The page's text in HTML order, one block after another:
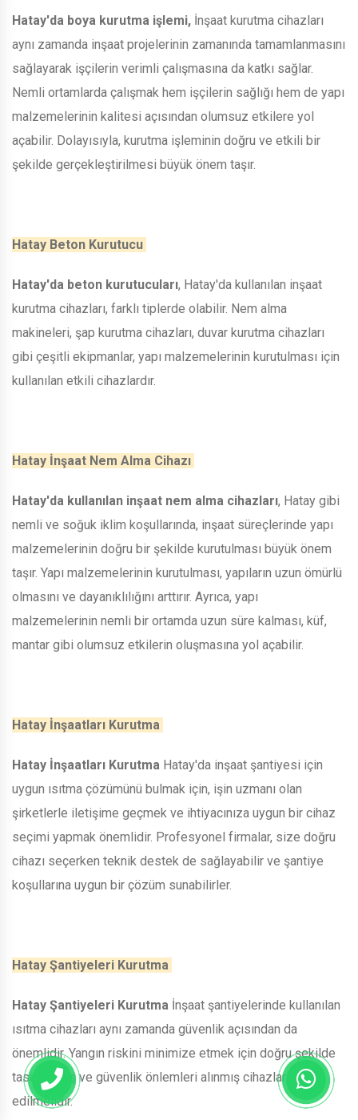
Hatay'da boya kurutma işlemi, İnşaat kurutma cihazları
aynı zamanda inşaat projelerinin zamanında tamamlanmasını
sağlayarak işçilerin verimli çalışmasına da katkı sağlar.
Nemli ortamlarda çalışmak hem işçilerin sağlığı hem de yapı
malzemelerinin kalitesi açısından olumsuz etkilere yol
açabilir. Dolayısıyla, kurutma işleminin doğru ve etkili bir
şekilde gerçekleştirilmesi büyük önem taşır.
Hatay Beton Kurutucu
Hatay'da beton kurutucuları, Hatay'da kullanılan inşaat
kurutma cihazları, farklı tiplerde olabilir. Nem alma
makineleri, şap kurutma cihazları, duvar kurutma cihazları
gibi çeşitli ekipmanlar, yapı malzemelerinin kurutulması için
kullanılan etkili cihazlardır.
Hatay İnşaat Nem Alma Cihazı
Hatay'da kullanılan inşaat nem alma cihazları, Hatay gibi
nemli ve soğuk iklim koşullarında, inşaat süreçlerinde yapı
malzemelerinin doğru bir şekilde kurutulması büyük önem
taşır. Yapı malzemelerinin kurutulması, yapıların uzun ömürlü
olmasını ve dayanıklılığını arttırır. Ayrıca, yapı
malzemelerinin nemli bir ortamda uzun süre kalması, küf,
mantar gibi olumsuz etkilerin oluşmasına yol açabilir.
Hatay İnşaatları Kurutma
Hatay İnşaatları Kurutma Hatay'da inşaat şantiyesi için
uygun ısıtma çözümünü bulmak için, işin uzmanı olan
şirketlerle iletişime geçmek ve ihtiyacınıza uygun bir cihaz
seçimi yapmak önemlidir. Profesyonel firmalar, size doğru
cihazı seçerken teknik destek de sağlayabilir ve şantiye
koşullarına uygun bir çözüm sunabilirler.
Hatay Şantiyeleri Kurutma
Hatay Şantiyeleri Kurutma İnşaat şantiyelerinde kullanılan
ısıtma cihazları aynı zamanda güvenlik açısından da
önemlidir. Yangın riskini minimize etmek için doğru şekilde
tasarlanmış ve güvenlik önlemleri alınmış cihazlar tercih
edilmelidir.